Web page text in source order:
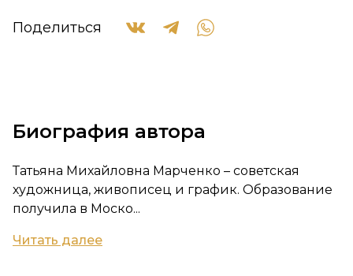
Поделиться
Биография автора
Татьяна Михайловна Марченко – советская
художница, живописец и график. Образование
получила в Моско...
Читать далее